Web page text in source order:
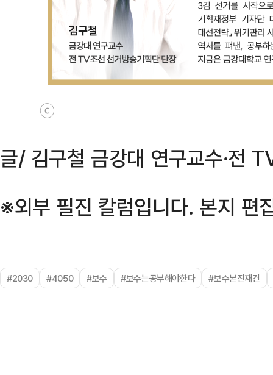
ⓒ
글/ 김구철 금강대 연구교수·전
※외부 필진 칼럼입니다. 본지 편
#2030 #4050 #보수 #보수는공부해야한다 #보수본진재건